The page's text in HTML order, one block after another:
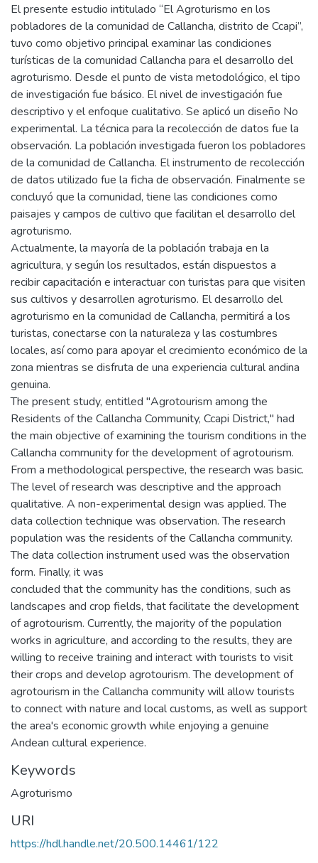
El presente estudio intitulado “El Agroturismo en los
pobladores de la comunidad de Callancha, distrito de Ccapi”,
tuvo como objetivo principal examinar las condiciones
turísticas de la comunidad Callancha para el desarrollo del
agroturismo. Desde el punto de vista metodológico, el tipo
de investigación fue básico. El nivel de investigación fue
descriptivo y el enfoque cualitativo. Se aplicó un diseño No
experimental. La técnica para la recolección de datos fue la
observación. La población investigada fueron los pobladores
de la comunidad de Callancha. El instrumento de recolección
de datos utilizado fue la ficha de observación. Finalmente se
concluyó que la comunidad, tiene las condiciones como
paisajes y campos de cultivo que facilitan el desarrollo del
agroturismo.
Actualmente, la mayoría de la población trabaja en la
agricultura, y según los resultados, están dispuestos a
recibir capacitación e interactuar con turistas para que visiten
sus cultivos y desarrollen agroturismo. El desarrollo del
agroturismo en la comunidad de Callancha, permitirá a los
turistas, conectarse con la naturaleza y las costumbres
locales, así como para apoyar el crecimiento económico de la
zona mientras se disfruta de una experiencia cultural andina
genuina.
The present study, entitled "Agrotourism among the
Residents of the Callancha Community, Ccapi District," had
the main objective of examining the tourism conditions in the
Callancha community for the development of agrotourism.
From a methodological perspective, the research was basic.
The level of research was descriptive and the approach
qualitative. A non-experimental design was applied. The
data collection technique was observation. The research
population was the residents of the Callancha community.
The data collection instrument used was the observation
form. Finally, it was
concluded that the community has the conditions, such as
landscapes and crop fields, that facilitate the development
of agrotourism. Currently, the majority of the population
works in agriculture, and according to the results, they are
willing to receive training and interact with tourists to visit
their crops and develop agrotourism. The development of
agrotourism in the Callancha community will allow tourists
to connect with nature and local customs, as well as support
the area's economic growth while enjoying a genuine
Andean cultural experience.
Keywords
Agroturismo
URI
https://hdl.handle.net/20.500.14461/122